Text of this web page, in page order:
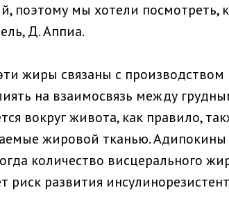
поэтому мы хотели посмотреть,
Д. Аппиа.
жиры связаны с
на взаимосвязь между
вокруг живота, как правило,
жировой тканью.
количество висцерального
риск развития